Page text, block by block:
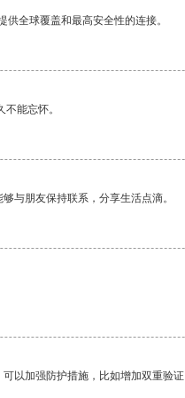
全球覆盖和最高安全性的连接。
能忘怀。
与朋友保持联系，分享生活点滴。
以加强防护措施，比如增加双重验